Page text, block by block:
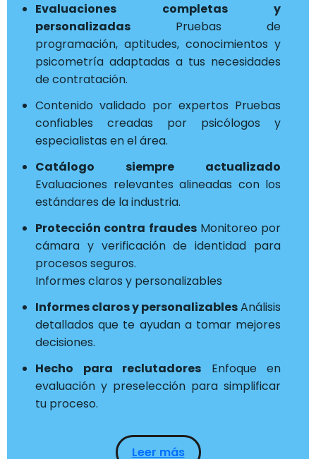
Evaluaciones completas y
personalizadas Pruebas de
programación, aptitudes, conocimientos y
psicometría adaptadas a tus necesidades
de contratación.
Contenido validado por expertos Pruebas
confiables creadas por psicólogos y
especialistas en el área.
Catálogo siempre actualizado
Evaluaciones relevantes alineadas con los
estándares de la industria.
Protección contra fraudesMonitoreo por
cámara y verificación de identidad para
procesos seguros.
Informes claros y personalizables
Informes claros y personalizablesAnálisis
detallados que te ayudan a tomar mejores
decisiones.
Hecho para reclutadores Enfoque en
evaluación y preselección para simplificar
tu proceso.
Leer más